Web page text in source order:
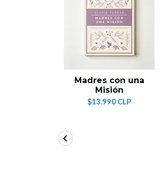
Madres con una
Misión
$13.990 CLP